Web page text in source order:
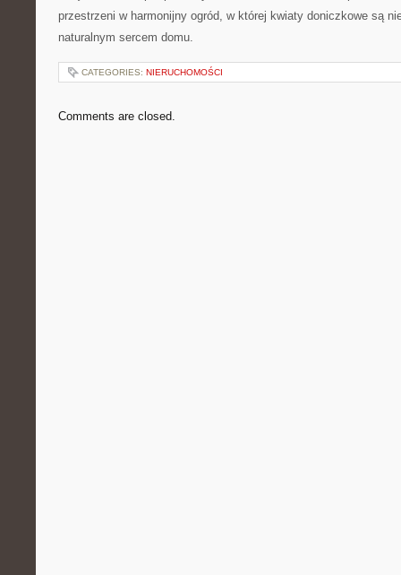
przestrzeni w harmonijny ogród, w której kwiaty doniczkowe są
naturalnym sercem domu.
CATEGORIES: NIERUCHOMOŚCI
Comments are closed.